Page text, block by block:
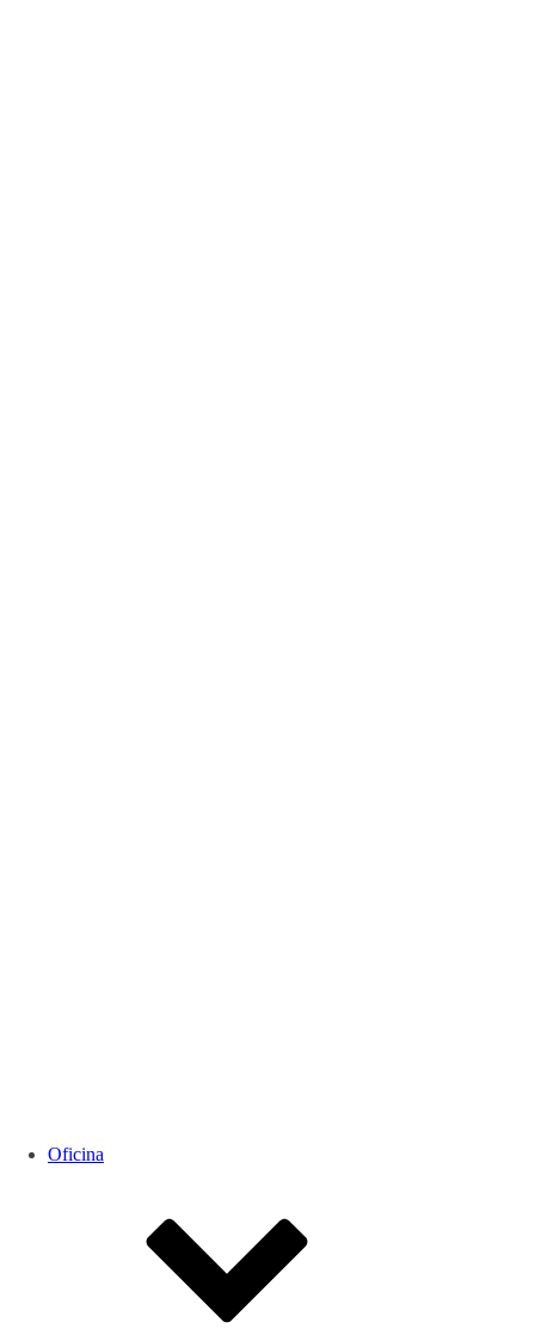
Oficina